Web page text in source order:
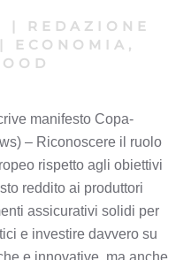
REDAZIONE
ECONOMIA,
manifesto Copa-
– Riconoscere il ruolo
rispetto agli obiettivi
reddito ai produttori
assicurativi solidi per
e investire davvero su